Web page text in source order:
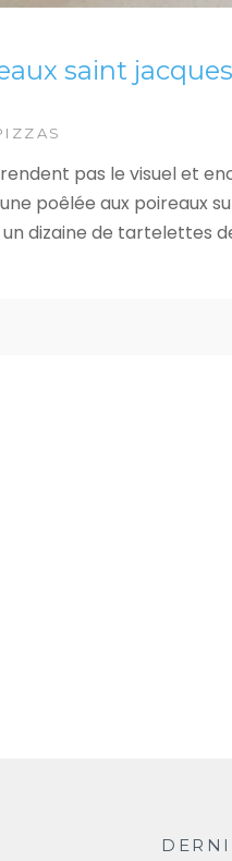
saint jacques
pas le visuel et
poêlée aux poireaux
dizaine de tartelettes